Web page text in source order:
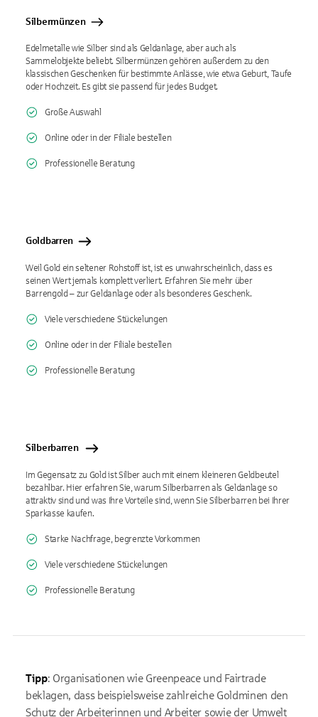
Silbermünzen
Edelmetalle wie Silber sind als Geldanlage, aber auch als
Sammelobjekte beliebt. Silbermünzen gehören außerdem zu den
klassischen Geschenken für bestimmte Anlässe, wie etwa Geburt, Taufe
oder Hochzeit. Es gibt sie passend für jedes Budget.
Große Auswahl
Online oder in der Filiale bestellen
Professionelle Beratung
Goldbarren
Weil Gold ein seltener Rohstoff ist, ist es unwahrscheinlich, dass es
seinen Wert jemals komplett verliert. Erfahren Sie mehr über
Barrengold – zur Geldanlage oder als besonderes Geschenk.
Viele verschiedene Stückelungen
Online oder in der Filiale bestellen
Professionelle Beratung
Silberbarren
Im Gegensatz zu Gold ist Silber auch mit einem kleineren Geldbeutel
bezahlbar. Hier erfahren Sie, warum Silberbarren als Geldanlage so
attraktiv sind und was Ihre Vorteile sind, wenn Sie Silberbarren bei Ihrer
Sparkasse kaufen.
Starke Nachfrage, begrenzte Vorkommen
Viele verschiedene Stückelungen
Professionelle Beratung
Tipp: Organisationen wie Greenpeace und Fairtrade
beklagen, dass beispielsweise zahlreiche Goldminen den
Schutz der Arbeiterinnen und Arbeiter sowie der Umwelt